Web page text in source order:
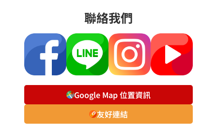
聯絡我們
Google Map 位置資訊
友好連結